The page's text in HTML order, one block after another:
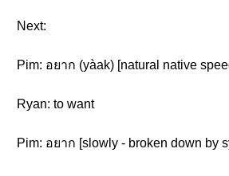
Next:
Pim: อยาก (yàak) [natural native
Ryan: to want
Pim: อยาก [slowly - broken down by